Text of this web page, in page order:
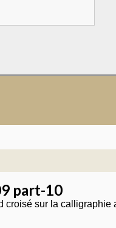
part-10
sur la calligraphie